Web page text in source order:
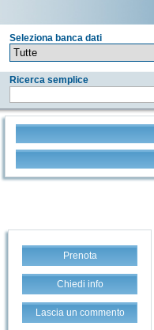
Seleziona banca dati
Ricerca semplice
Prenota
Chiedi info
Lascia un commento